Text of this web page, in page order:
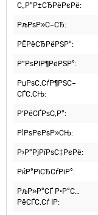
С„Р°Р±СЂРёРєРё:
РљРѕР»С–СЂ:
РЁРёСЂРёРЅР°:
Р”РѕРІР¶РёРЅР°:
РџРѕС‚СѓР¶РЅС–
СЃС‚СЊ:
Р’РёСЃРѕС‚Р°:
Р¦РѕРєРѕР»СЊ:
Р›Р°РјРїРѕС‡РєРё:
РќР°РїСЂСѓРіР°:
РљР»Р°СЃ Р·Р°С…
РёСЃС‚Сѓ IP: